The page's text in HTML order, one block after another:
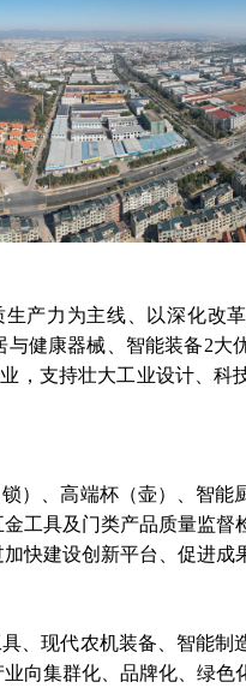
产力为主线、以深化改
健康器械、智能装备2大
，支持壮大工业设计、科
）、高端杯（壶）、智能
工具及门类产品质量监督
快建设创新平台、促进成
、现代农机装备、智能制
向集群化、品牌化、绿色